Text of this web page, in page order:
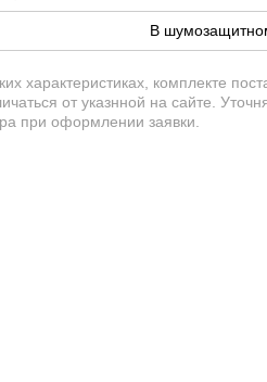
В
характеристиках, комплекте
от указнной на сайте.
при оформлении заявки.